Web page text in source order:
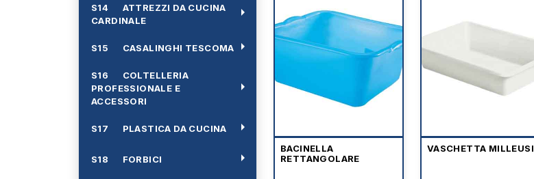
S14 ATTREZZI DA CUCINA
CARDINALE
arrow_right
S15 CASALINGHI TESCOMA arrow_right
S16 COLTELLERIA
PROFESSIONALE E
ACCESSORI
arrow_right
S17 PLASTICA DA CUCINA arrow_right
S18 FORBICI arrow_right
BACINELLA
RETTANGOLARE
VASCHETTA MILLEUSI